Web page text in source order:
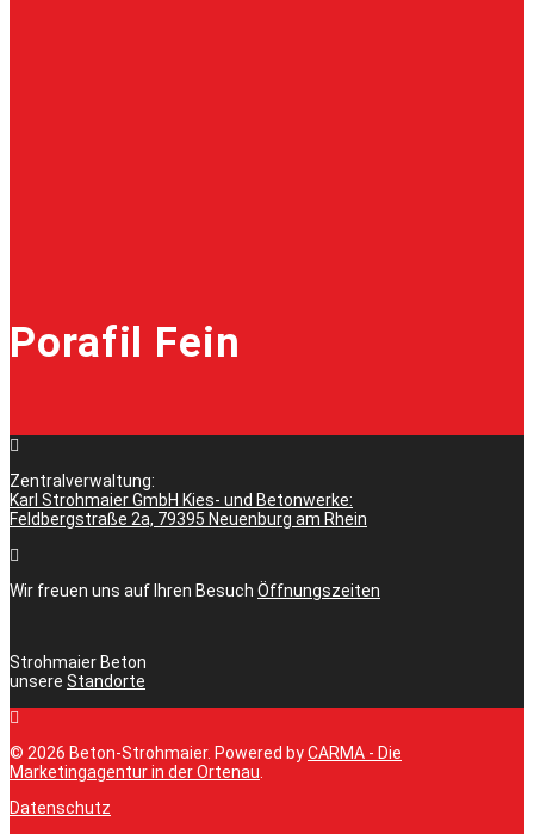
Porafil Fein
Zentralverwaltung:
Karl Strohmaier GmbH Kies- und Betonwerke:
Feldbergstraße 2a, 79395 Neuenburg am Rhein
Wir freuen uns auf Ihren Besuch Öffnungszeiten
Strohmaier Beton
unsere Standorte
© 2026 Beton-Strohmaier. Powered byCARMA - Die
Marketingagentur in der Ortenau
Datenschutz